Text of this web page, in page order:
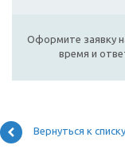
Оформите заявку
время и
Вернуться к списку